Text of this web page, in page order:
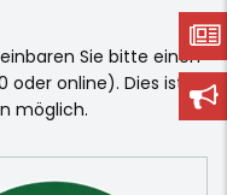
Sie bitte einen
oder online). Dies ist
möglich.